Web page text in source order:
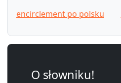
encirclement po polsku
O słowniku!